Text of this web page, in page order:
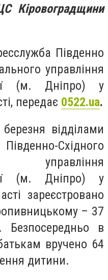
Кіровоградщини
Південно
управління
(м. Дніпро) у
передає 0522.ua.
відділами
Східного
управління
(м. Дніпро) у
зареєстровано
– 37
в
вручено 64
дитини.